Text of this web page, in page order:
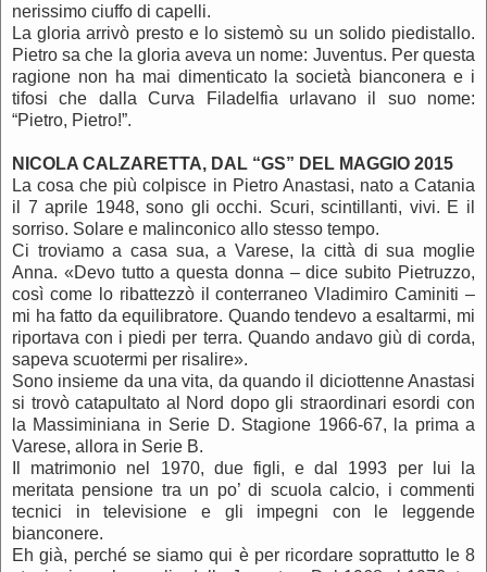
nerissimo ciuffo di capelli.
La gloria arrivò presto e lo sistemò su un solido piedistallo.
Pietro sa che la gloria aveva un nome: Juventus. Per questa
ragione non ha mai dimenticato la società bianconera e i
tifosi che dalla Curva Filadelfia urlavano il suo nome:
“Pietro, Pietro!”.
NICOLA CALZARETTA, DAL “GS” DEL MAGGIO 2015
La cosa che più colpisce in Pietro Anastasi, nato a Catania
il 7 aprile 1948, sono gli occhi. Scuri, scintillanti, vivi. E il
sorriso. Solare e malinconico allo stesso tempo.
Ci troviamo a casa sua, a Varese, la città di sua moglie
Anna. «Devo tutto a questa donna – dice subito Pietruzzo,
così come lo ribattezzò il conterraneo Vladimiro Caminiti –
mi ha fatto da equilibratore. Quando tendevo a esaltarmi, mi
riportava con i piedi per terra. Quando andavo giù di corda,
sapeva scuotermi per risalire».
Sono insieme da una vita, da quando il diciottenne Anastasi
si trovò catapultato al Nord dopo gli straordinari esordi con
la Massiminiana in Serie D. Stagione 1966-67, la prima a
Varese, allora in Serie B.
Il matrimonio nel 1970, due figli, e dal 1993 per lui la
meritata pensione tra un po’ di scuola calcio, i commenti
tecnici in televisione e gli impegni con le leggende
bianconere.
Eh già, perché se siamo qui è per ricordare soprattutto le 8